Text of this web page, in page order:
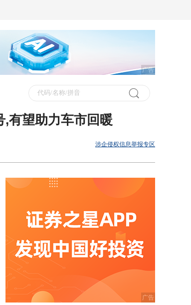
广告
有望助力车市回暖
涉企侵权信息举报专区